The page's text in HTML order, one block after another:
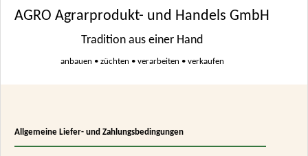
AGRO Agrarprodukt- und Handels GmbH
Tradition aus einer Hand
anbauen • züchten • verarbeiten • verkaufen
Allgemeine Liefer- und Zahlungsbedingungen